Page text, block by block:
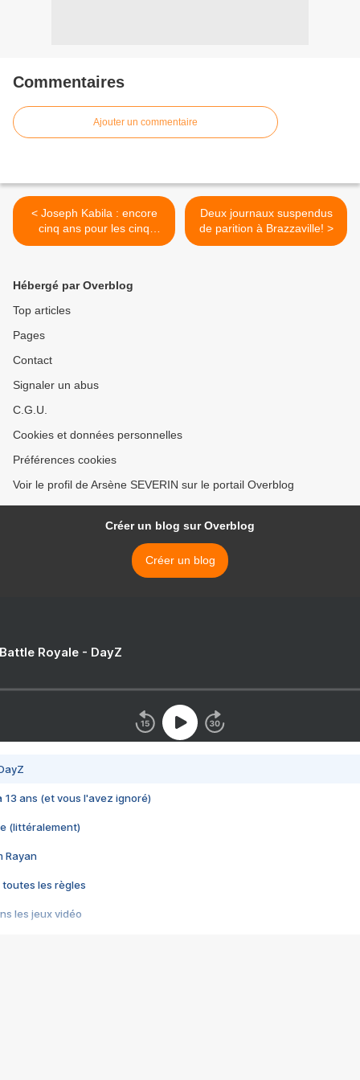
Commentaires
Ajouter un commentaire
< Joseph Kabila : encore
cinq ans pour les cinq
chantiers!
Deux journaux suspendus
de parition à Brazzaville! >
Hébergé par Overblog
Top articles
Pages
Contact
Signaler un abus
C.G.U.
Cookies et données personnelles
Préférences cookies
Voir le profil de Arsène SEVERIN sur le portail Overblog
Créer un blog sur Overblog
Créer un blog
Royale - DayZ
13 ans (et vous l'avez ignoré)
(littéralement)
Rayan
toutes les règles
les jeux vidéo